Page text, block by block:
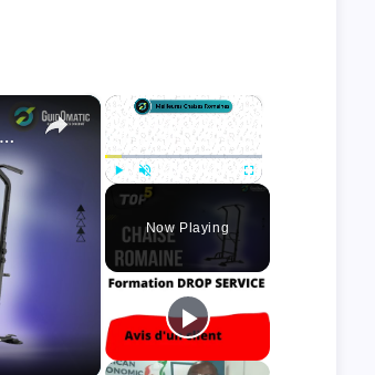
×
Play Unmute Fullscreen
Now Playing
×